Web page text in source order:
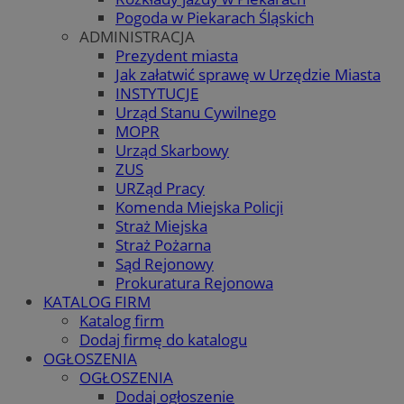
Pogoda w Piekarach Śląskich
ADMINISTRACJA
Prezydent miasta
Jak załatwić sprawę w Urzędzie Miasta
INSTYTUCJE
Urząd Stanu Cywilnego
MOPR
Urząd Skarbowy
ZUS
URZąd Pracy
Komenda Miejska Policji
Straż Miejska
Straż Pożarna
Sąd Rejonowy
Prokuratura Rejonowa
KATALOG FIRM
Katalog firm
Dodaj firmę do katalogu
OGŁOSZENIA
OGŁOSZENIA
Dodaj ogłoszenie